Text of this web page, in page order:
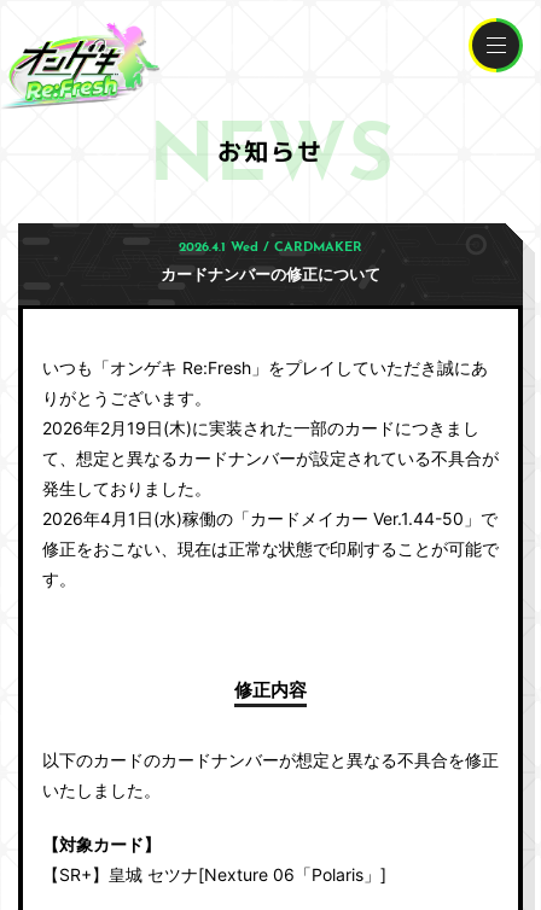
NEWS
お知らせ
2026.4.1 Wed / CARDMAKER
カードナンバーの修正について
いつも「オンゲキ Re:Fresh」をプレイしていただき誠にあ
りがとうございます。
2026年2月19日(木)に実装された一部のカードにつきまし
て、想定と異なるカードナンバーが設定されている不具合が
発生しておりました。
2026年4月1日(水)稼働の「カードメイカー Ver.1.44-50」で
修正をおこない、現在は正常な状態で印刷することが可能で
す。
修正内容
以下のカードのカードナンバーが想定と異なる不具合を修正
いたしました。
【対象カード】
【SR+】皇城 セツナ[Nexture 06「Polaris」]